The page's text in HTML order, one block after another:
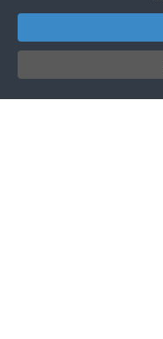
Estoy de acuerdo con
Suscribirse